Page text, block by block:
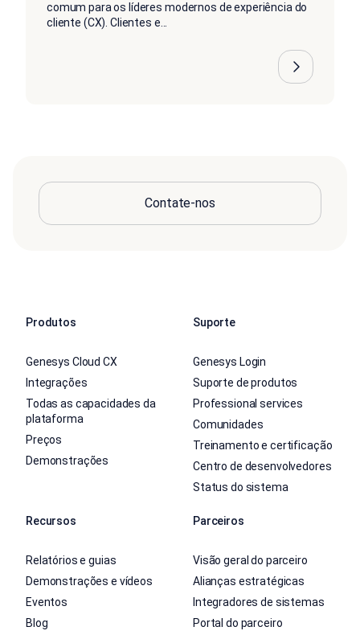
comum para os líderes modernos de experiência do
cliente (CX). Clientes e...
Contate-nos
Produtos
Genesys Cloud CX
Integrações
Todas as capacidades da
plataforma
Preços
Demonstrações
Suporte
Genesys Login
Suporte de produtos
Professional services
Comunidades
Treinamento e certificação
Centro de desenvolvedores
Status do sistema
Recursos
Relatórios e guias
Demonstrações e vídeos
Eventos
Blog
Parceiros
Visão geral do parceiro
Alianças estratégicas
Integradores de sistemas
Portal do parceiro